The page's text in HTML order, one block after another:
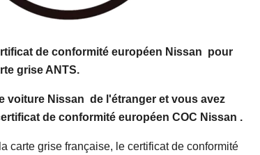
de conformité européen Nissan pour
grise ANTS.
voiture Nissan de l'étranger et vous avez
de conformité européen COC Nissan .
carte grise française, le certificat de conformité